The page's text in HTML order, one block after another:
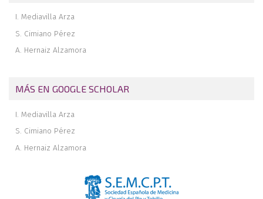
I. Mediavilla Arza
S. Cimiano Pérez
A. Hernaiz Alzamora
MÁS EN GOOGLE SCHOLAR
I. Mediavilla Arza
S. Cimiano Pérez
A. Hernaiz Alzamora